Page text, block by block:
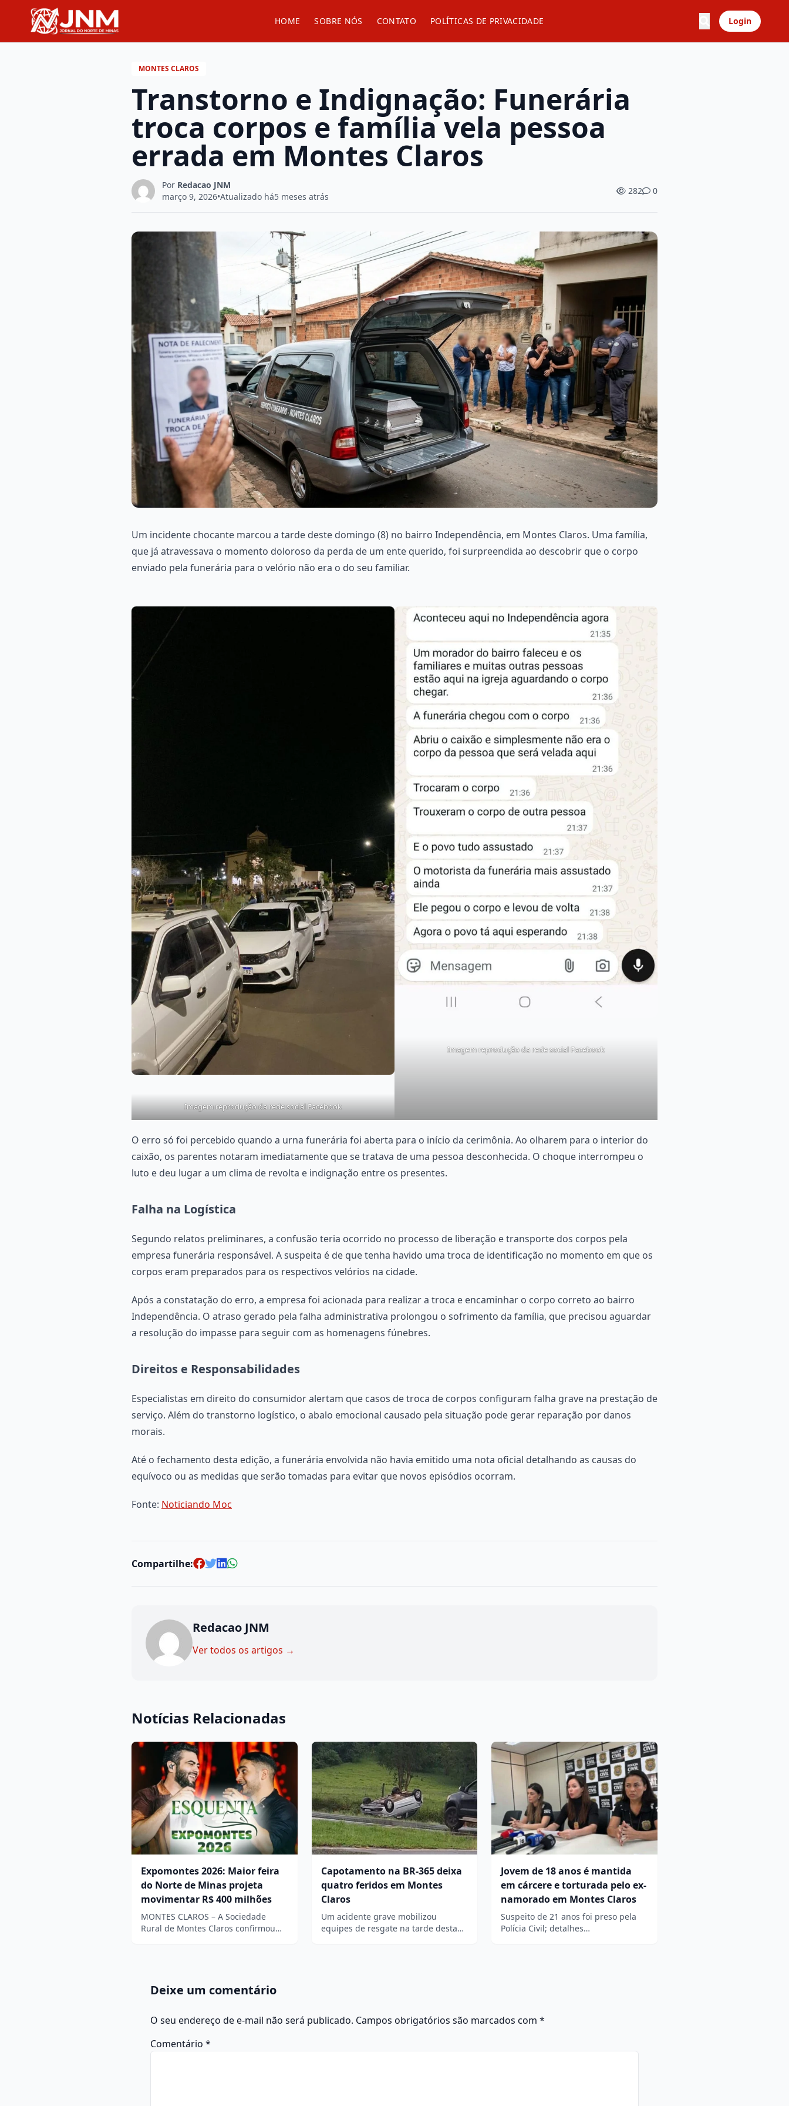
HOME SOBRE NÓS CONTATO POLÍTICAS DE PRIVACIDADE Login
MONTES CLAROS
Transtorno e Indignação: Funerária
troca corpos e família vela pessoa
errada em Montes Claros
Por Redacao JNM
março 9, 2026•Atualizado há5 meses atrás
282 0
Um incidente chocante marcou a tarde deste domingo (8) no bairro Independência, em Montes Claros. Uma família,
que já atravessava o momento doloroso da perda de um ente querido, foi surpreendida ao descobrir que o corpo
enviado pela funerária para o velório não era o do seu familiar.
Imagem reprodução da rede social Facebook
Imagem reprodução da rede social Facebook
O erro só foi percebido quando a urna funerária foi aberta para o início da cerimônia. Ao olharem para o interior do
caixão, os parentes notaram imediatamente que se tratava de uma pessoa desconhecida. O choque interrompeu o
luto e deu lugar a um clima de revolta e indignação entre os presentes.
Falha na Logística
Segundo relatos preliminares, a confusão teria ocorrido no processo de liberação e transporte dos corpos pela
empresa funerária responsável. A suspeita é de que tenha havido uma troca de identificação no momento em que os
corpos eram preparados para os respectivos velórios na cidade.
Após a constatação do erro, a empresa foi acionada para realizar a troca e encaminhar o corpo correto ao bairro
Independência. O atraso gerado pela falha administrativa prolongou o sofrimento da família, que precisou aguardar
a resolução do impasse para seguir com as homenagens fúnebres.
Direitos e Responsabilidades
Especialistas em direito do consumidor alertam que casos de troca de corpos configuram falha grave na prestação de
serviço. Além do transtorno logístico, o abalo emocional causado pela situação pode gerar reparação por danos
morais.
Até o fechamento desta edição, a funerária envolvida não havia emitido uma nota oficial detalhando as causas do
equívoco ou as medidas que serão tomadas para evitar que novos episódios ocorram.
Fonte: Noticiando Moc
Compartilhe:
Redacao JNM
Ver todos os artigos →
Notícias Relacionadas
Expomontes 2026: Maior feira
do Norte de Minas projeta
movimentar R$ 400 milhões
MONTES CLAROS – A Sociedade
Rural de Montes Claros confirmou…
Capotamento na BR-365 deixa
quatro feridos em Montes
Claros
Um acidente grave mobilizou
equipes de resgate na tarde desta…
Jovem de 18 anos é mantida
em cárcere e torturada pelo ex-
namorado em Montes Claros
Suspeito de 21 anos foi preso pela
Polícia Civil; detalhes…
Deixe um comentário
O seu endereço de e-mail não será publicado. Campos obrigatórios são marcados com *
Comentário *